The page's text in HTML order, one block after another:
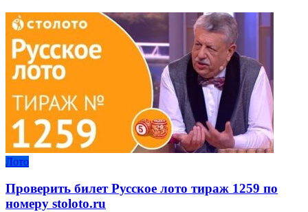
Лото
Проверить билет Русское лото тираж 1259 по
номеру stoloto.ru